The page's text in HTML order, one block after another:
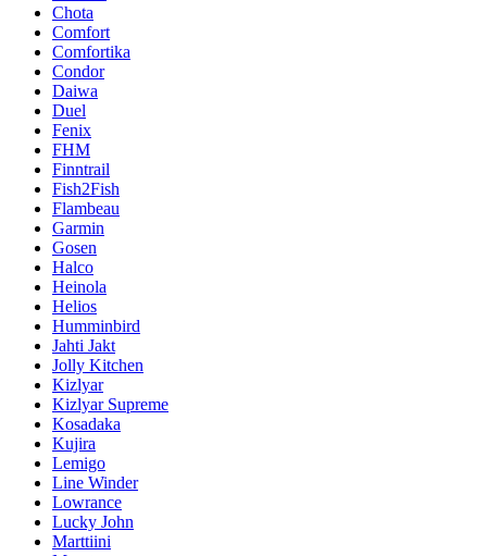
Chota
Comfort
Comfortika
Condor
Daiwa
Duel
Fenix
FHM
Finntrail
Fish2Fish
Flambeau
Garmin
Gosen
Halco
Heinola
Helios
Humminbird
Jahti Jakt
Jolly Kitchen
Kizlyar
Kizlyar Supreme
Kosadaka
Kujira
Lemigo
Line Winder
Lowrance
Lucky John
Marttiini